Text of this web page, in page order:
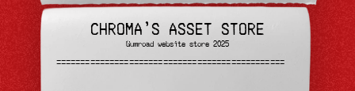
CHROMA'S ASSET STORE
Gumroad website store 2025
———————————————————————————————————————————————
———————————————————————————————————————————————